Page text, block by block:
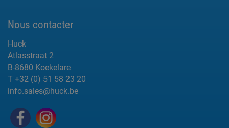
Nous contacter
Huck
Atlasstraat 2
B-8680 Koekelare
T +32 (0) 51 58 23 20
info.sales@huck.be